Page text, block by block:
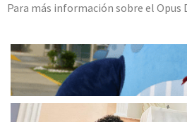
Para más información sobre el Opus